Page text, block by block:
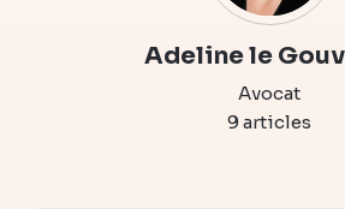
Adeline le
Avocat
9 articles